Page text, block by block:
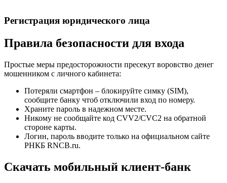
Регистрация юридического лица
Правила безопасности для входа
Простые меры предосторожности пресекут воровство денег
мошенником с личного кабинета:
Потеряли смартфон – блокируйте симку (SIM),
сообщите банку чтоб отключили вход по номеру.
Храните пароль в надежном месте.
Никому не сообщайте код CVV2/CVC2 на обратной
стороне карты.
Логин, пароль вводите только на официальном сайте
РНКБ RNCB.ru.
Скачать мобильный клиент-банк